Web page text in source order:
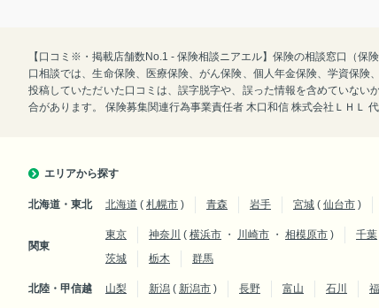
【口コミ※・掲載店舗数No.1 - 保険相談ニアエル】保険の相談窓口（
口相談では、生命保険、医療保険、がん保険、個人年金保険、学資保
投稿していただいた口コミは、誤字脱字や、誤った情報を含めていな
合があります。 保険募集関連行為事業責任者 木口和信 株式会社ＬＨＬ
エリアから探す
北海道・東北 北海道 ( 札幌市 ) 青森 岩手 宮城 ( 仙台市 )
関東
東京 神奈川 ( 横浜市 ・ 川崎市 ・ 相模原市 ) 千葉
茨城
栃木 群馬
北陸・甲信越 山梨 新潟 ( 新潟市 ) 長野 富山 石川